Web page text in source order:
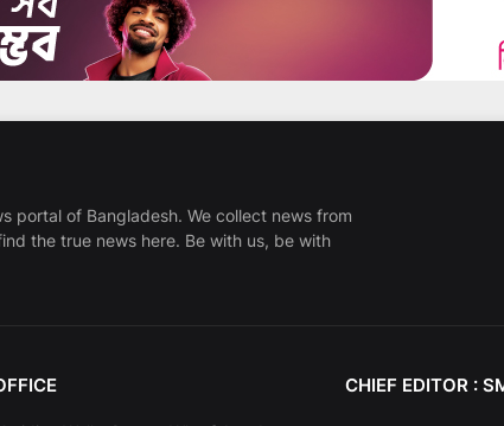
portal of Bangladesh. We collect news from
the true news here. Be with us, be with
CHIEF EDITOR :